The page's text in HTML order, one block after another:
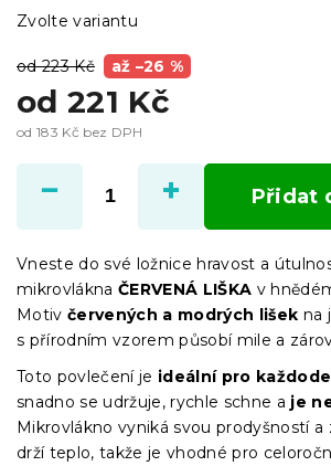
od 223 Kč až –26 %
od 221 Kč
od 183 Kč bez DPH
cena:
Zvolte variantu
Přidat
Vneste do své ložnice hravost a
mikrovlákna ČERVENÁ LIŠKA v
Motiv červených a modrých lišek na
s přírodním vzorem působí mile a
Toto povlečení je ideální pro
snadno se udržuje, rychle schne a je
Mikrovlákno vyniká svou prodyšností a
drží teplo, takže je vhodné pro